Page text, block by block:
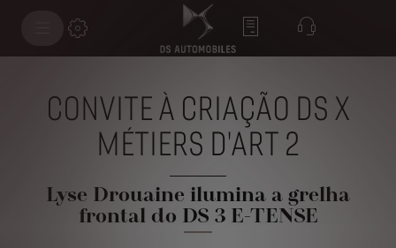
CONVITE À CRIAÇÃO DS X
MÉTIERS D'ART 2
Lyse Drouaine ilumina a grelha
frontal do DS 3 E-TENSE